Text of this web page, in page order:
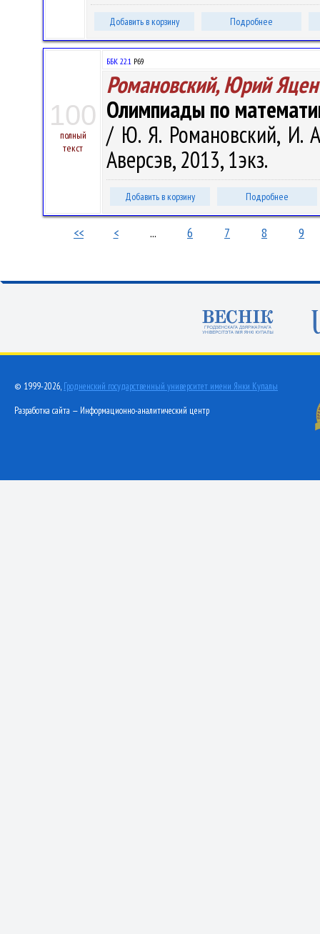
Добавить в корзину Подробнее
100
полный
текст
ББК 22.1 Р69
Романовский, Юрий
Олимпиады по
/ Ю. Я. Романовский, И.
Аверсэв, 2013, 1экз.
Добавить в корзину Подробнее
<< < ... 6 7 8 9
© 1999-2026, Гродненский государственный университет имени Янки Купалы
Разработка сайта — Информационно-аналитический центр